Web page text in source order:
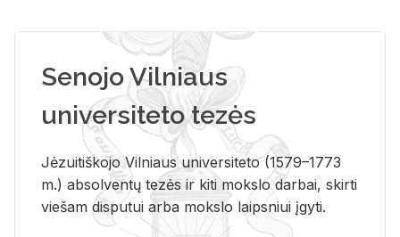
Senojo Vilniaus
universiteto tezės
Jėzuitiškojo Vilniaus universiteto (1579–1773
m.) absolventų tezės ir kiti mokslo darbai, skirti
viešam disputui arba mokslo laipsniui įgyti.